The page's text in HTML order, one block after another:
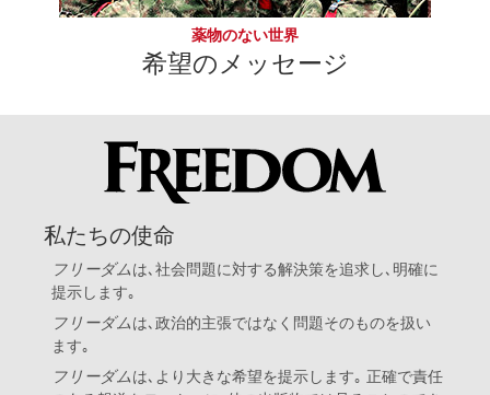
薬物のない世界
希望のメッセージ
私たちの使命
フリーダムは､社会問題に対する解決策を追求し､明確に
提示します｡
フリーダムは､政治的主張ではなく問題そのものを扱い
ます｡
フリーダムは､より大きな希望を提示します｡ 正確で責任